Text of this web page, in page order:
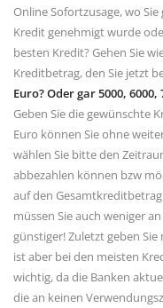
Online Sofortzusage, wo
Kredit genehmigt wurde
besten Kredit? Gehen Sie
Kreditbetrag, den Sie jetzt
Euro? Oder gar 5000,
Geben Sie die gewünschte
Euro können Sie ohne
wählen Sie bitte den
abbezahlen können bzw
auf den
müssen Sie auch weniger
günstiger! Zuletzt geben
ist aber bei den meisten
wichtig, da die Banken
die an keinen